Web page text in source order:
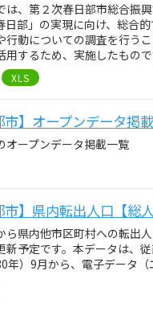
は、第２次春日部市総合
部」の実現に向け、総合
行動についての調査を行う
用するため、実施したもので
XLS
市】オープンデータ掲
オープンデータ掲載一覧
市】県内転出人口【総人
ら県内他市区町村への転出
新予定です。本データは、
年）9月から、電子データ